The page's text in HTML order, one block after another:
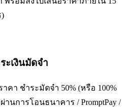
ะเงินมัดจำ
คา ชำระมัดจำ 50% (หรือ 100%
านการโอนธนาคาร / PromptPay /